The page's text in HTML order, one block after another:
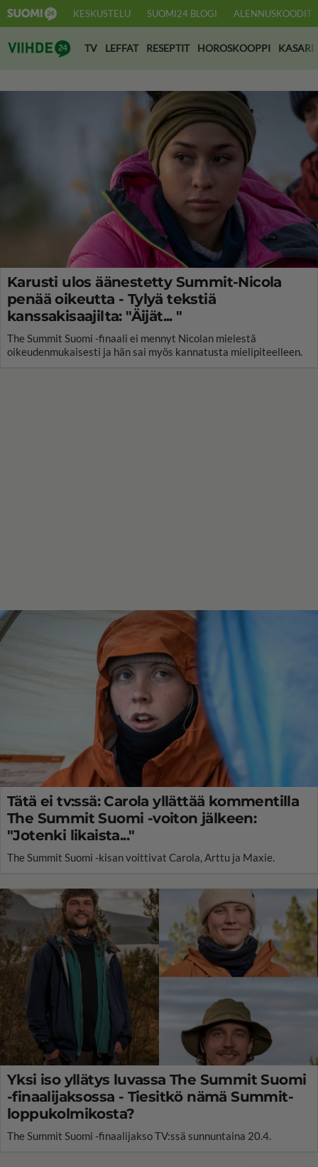
KESKUSTELU SUOMI24 BLOGI ALENNUSKOODIT
Suomi24 Viihde
TV LEFFAT RESEPTIT HOROSKOOPPI KASARI
Karusti ulos äänestetty Summit-Nicola
penää oikeutta - Tylyä tekstiä
kanssakisaajilta: "Äijät... "
The Summit Suomi -finaali ei mennyt Nicolan mielestä
oikeudenmukaisesti ja hän sai myös kannatusta mielipiteelleen.
Tätä ei tv:ssä: Carola yllättää kommentilla
The Summit Suomi -voiton jälkeen:
"Jotenki likaista..."
The Summit Suomi -kisan voittivat Carola, Arttu ja Maxie.
Yksi iso yllätys luvassa The Summit Suomi
-finaalijaksossa - Tiesitkö nämä Summit-
loppukolmikosta?
The Summit Suomi -finaalijakso TV:ssä sunnuntaina 20.4.